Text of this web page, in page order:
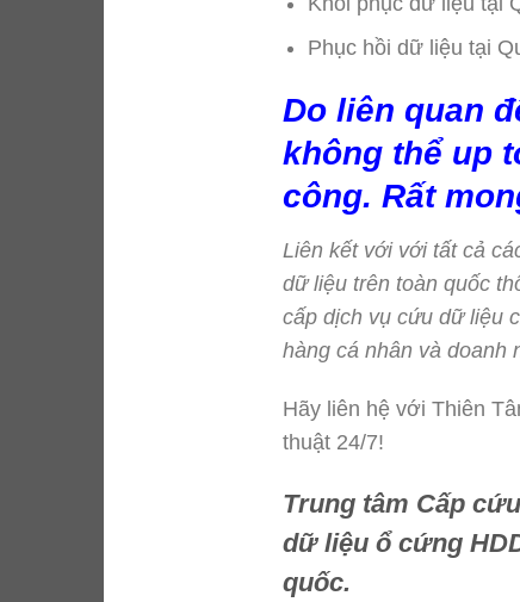
Phục hồi dữ liệu tại
Do liên quan
không thể up
công. Rất
Liên kết với với tất cả
dữ liệu trên toàn quốc
cấp dịch vụ cứu dữ liệu
hàng cá nhân và doanh
Hãy liên hệ với Thiên
thuật 24/7!
Trung tâm Cấp
dữ liệu ổ cứng
quốc.